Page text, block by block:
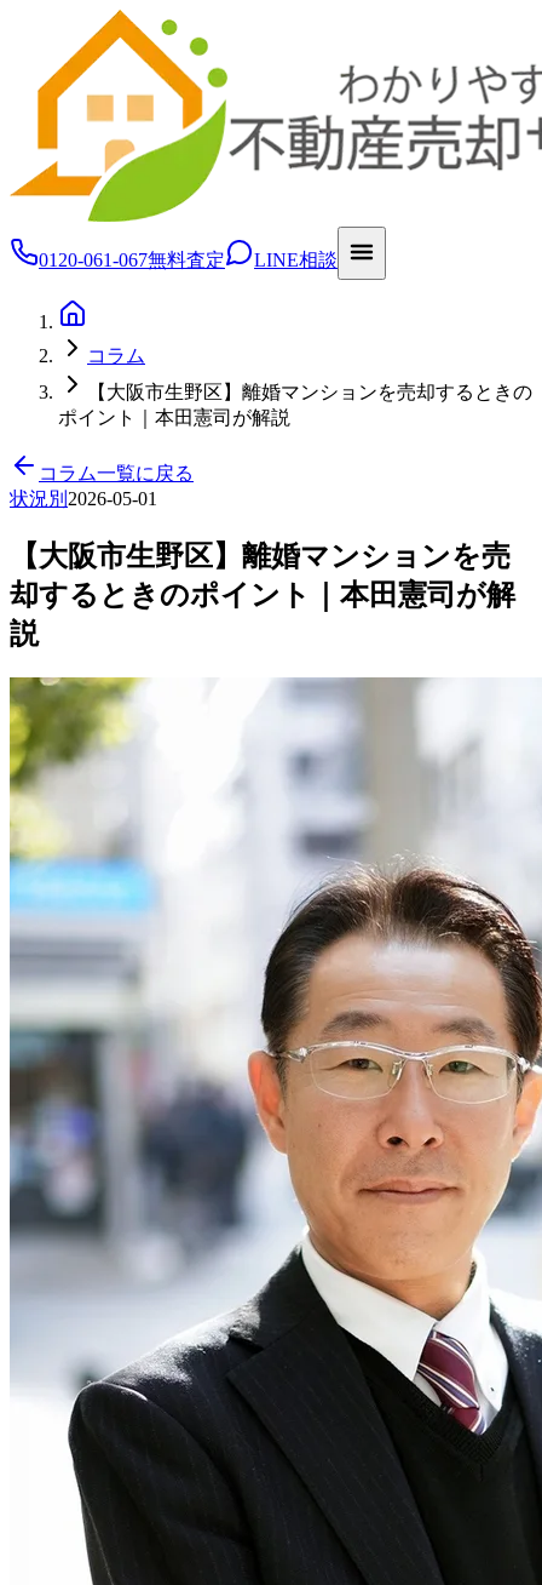
0120-061-067無料査定 LINE相談
コラム
【大阪市生野区】離婚マンションを売却するときの
ポイント｜本田憲司が解説
コラム一覧に戻る
状況別 2026-05-01
【大阪市生野区】離婚マンションを売
却するときのポイント｜本田憲司が解
説